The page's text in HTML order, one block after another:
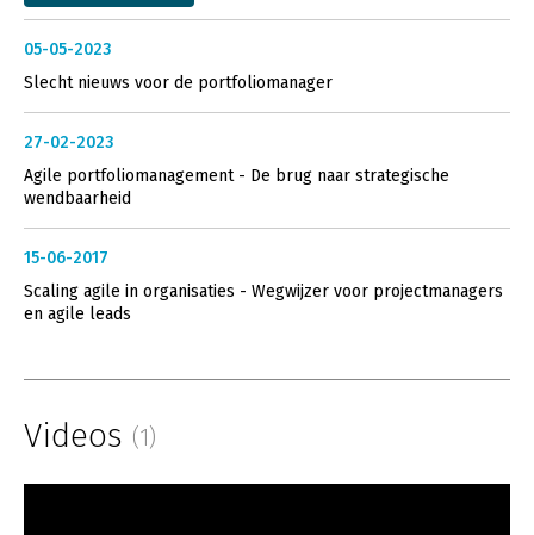
05-05-2023
Slecht nieuws voor de portfoliomanager
27-02-2023
Agile portfoliomanagement - De brug naar strategische
wendbaarheid
15-06-2017
Scaling agile in organisaties - Wegwijzer voor projectmanagers
en agile leads
Videos (1)